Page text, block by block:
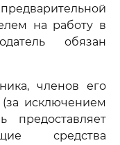
на работу в
обязан
членов его
исключением
предоставляет
средства